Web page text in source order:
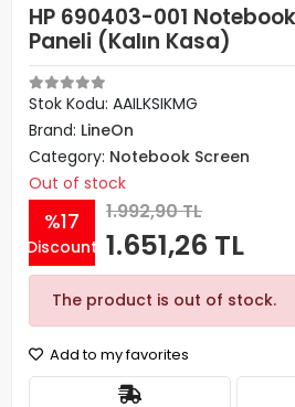
HP 690403-001
Paneli (Kalın Kasa)
Stok Kodu: AAILKSIKMG
Brand: LineOn
Category: Notebook Screen
Out of stock
%17
Discount
1.992,90 TL
1.651,26 TL
The product is out of stock.
Add to my favorites